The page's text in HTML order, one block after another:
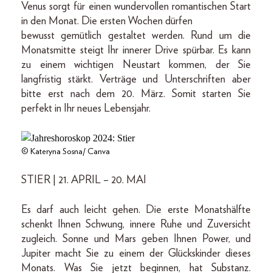
Venus sorgt für einen wundervollen romantischen Start
in den Monat. Die ersten Wochen dürfen
bewusst gemütlich gestaltet werden. Rund um die
Monatsmitte steigt Ihr innerer Drive spürbar. Es kann
zu einem wichtigen Neustart kommen, der Sie
langfristig stärkt. Verträge und Unterschriften aber
bitte erst nach dem 20. März. Somit starten Sie
perfekt in Ihr neues Lebensjahr.
© Kateryna Sosna/ Canva
STIER | 21. APRIL – 20. MAI
Es darf auch leicht gehen. Die erste Monatshälfte
schenkt Ihnen Schwung, innere Ruhe und Zuversicht
zugleich. Sonne und Mars geben Ihnen Power, und
Jupiter macht Sie zu einem der Glückskinder dieses
Monats. Was Sie jetzt beginnen, hat Substanz.